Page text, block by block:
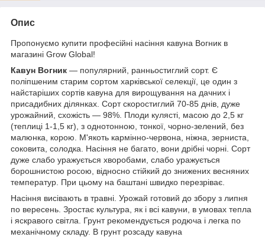
Опис
Пропонуємо купити професійні насіння кавуна Вогник в
магазині Grow Global!
Кавун Вогник ― популярний, ранньостиглий сорт. Є
поліпшеним старим сортом харківської селекції, це один з
найстаріших сортів кавуна для вирощування на дачних і
присадибних ділянках. Сорт скоростиглий 70-85 днів, дуже
урожайний, схожість ― 98%. Плоди кулясті, масою до 2,5 кг
(теплиці 1-1,5 кг), з однотонною, тонкої, чорно-зелений, без
малюнка, корою. М'якоть кармінно-червона, ніжна, зерниста,
соковита, солодка. Насіння не багато, вони дрібні чорні. Сорт
дуже слабо уражується хворобами, слабо уражується
борошнистою росою, відносно стійкий до знижених весняних
температур. При цьому на баштані швидко перезріває.
Насіння висівають в травні. Урожай готовий до збору з липня
по вересень. Зростає культура, як і всі кавуни, в умовах тепла
і яскравого світла. Грунт рекомендується родюча і легка по
механічному складу. В грунт розсаду кавуна